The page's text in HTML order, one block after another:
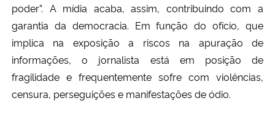
poder”. A mídia acaba, assim, contribuindo com a
garantia da democracia. Em função do ofício, que
implica na exposição a riscos na apuração de
informações, o jornalista está em posição de
fragilidade e frequentemente sofre com violências,
censura, perseguições e manifestações de ódio.